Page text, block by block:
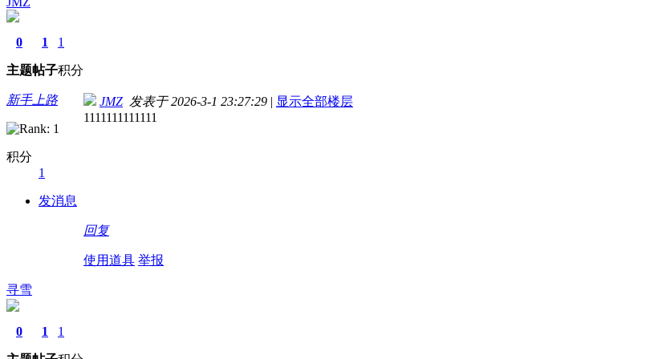
0
主题
1
帖子
1
积分
新手上路
积分
1
发消息
JMZ 发表于 2026-3-1 23:27:29 | 显示全部楼层
1111111111111
回复
使用道具 举报
寻雪
0 1 1